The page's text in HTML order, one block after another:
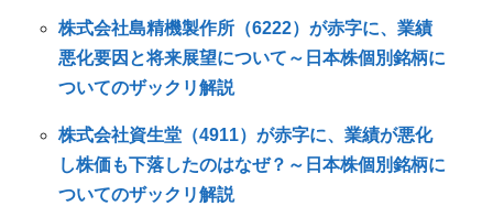
株式会社島精機製作所（6222）が赤字に、業績
悪化要因と将来展望について～日本株個別銘柄に
ついてのザックリ解説
株式会社資生堂（4911）が赤字に、業績が悪化
し株価も下落したのはなぜ？～日本株個別銘柄に
ついてのザックリ解説